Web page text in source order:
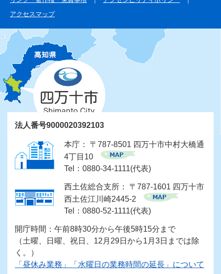
アクセスマップ
法人番号9000020392103
本庁： 〒787-8501 四万十市中村大橋通
4丁目10
Tel：0880-34-1111(代表)
西土佐総合支所： 〒787-1601 四万十市
西土佐江川崎2445-2
Tel：0880-52-1111(代表)
開庁時間：午前8時30分から午後5時15分まで
（土曜、日曜、祝日、12月29日から1月3日までは除
く。）
「昼休み業務」「水曜日の業務時間の延長」について